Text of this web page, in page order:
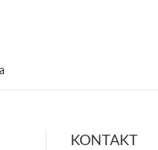
KONTAKT